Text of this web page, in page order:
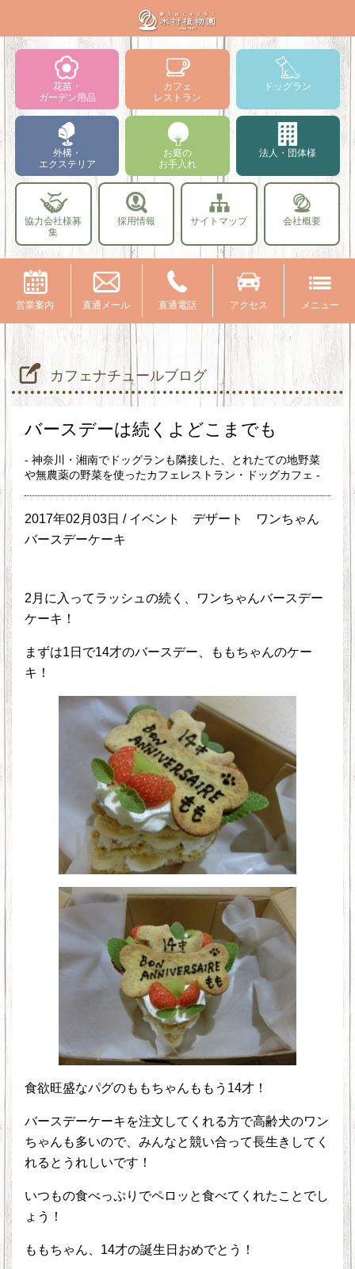
花苗・
ガーデン用品
カフェ
レストラン
ドッグラン
外構・
エクステリア
お庭の
お手入れ
法人・団体様
協力会社様募
集
採用情報 サイトマップ 会社概要
営業案内 直通メール 直通電話 アクセス メニュー
カフェナチュールブログ
バースデーは続くよどこまでも
- 神奈川・湘南でドッグランも隣接した、とれたての地野菜
や無農薬の野菜を使ったカフェレストラン・ドッグカフェ -
2017年02月03日 / イベント デザート
ワンちゃん
バースデーケーキ
2月に入ってラッシュの続く、ワンちゃんバースデー
ケーキ！
まずは1日で14才のバースデー、ももちゃんのケー
キ！
食欲旺盛なパグのももちゃんももう14才！
バースデーケーキを注文してくれる方で高齢犬のワン
ちゃんも多いので、みんなと競い合って長生きしてく
れるとうれしいです！
いつもの食べっぷりでペロッと食べてくれたことでし
ょう！
ももちゃん、14才の誕生日おめでとう！